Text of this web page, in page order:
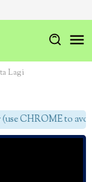
Lagi
CHROME to